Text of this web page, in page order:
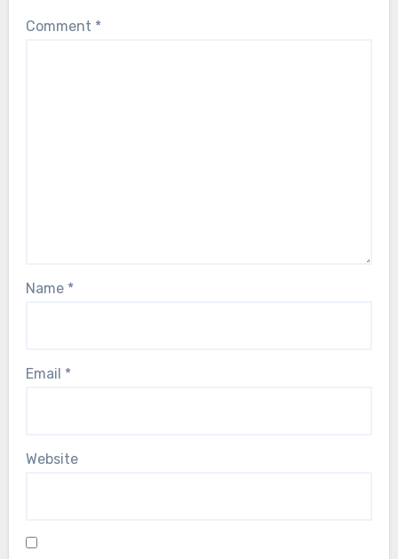
Comment *
Name *
Email *
Website